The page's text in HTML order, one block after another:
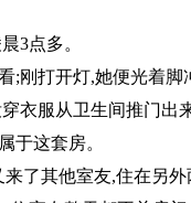
3点多。
;刚打开灯,她便光着脚
衣服从卫生间推门出
于这套房。
了其他室友,住在另外